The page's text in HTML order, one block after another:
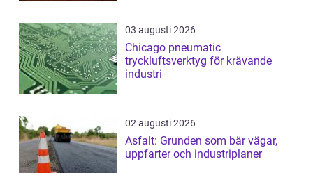
03 augusti 2026
Chicago pneumatic
tryckluftsverktyg för krävande
industri
02 augusti 2026
Asfalt: Grunden som bär vägar,
uppfarter och industriplaner